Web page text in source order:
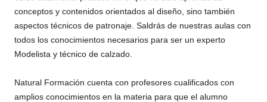
conceptos y contenidos orientados al diseño, sino también
aspectos técnicos de patronaje. Saldrás de nuestras aulas con
todos los conocimientos necesarios para ser un experto
Modelista y técnico de calzado.
Natural Formación cuenta con profesores cualificados con
amplios conocimientos en la materia para que el alumno